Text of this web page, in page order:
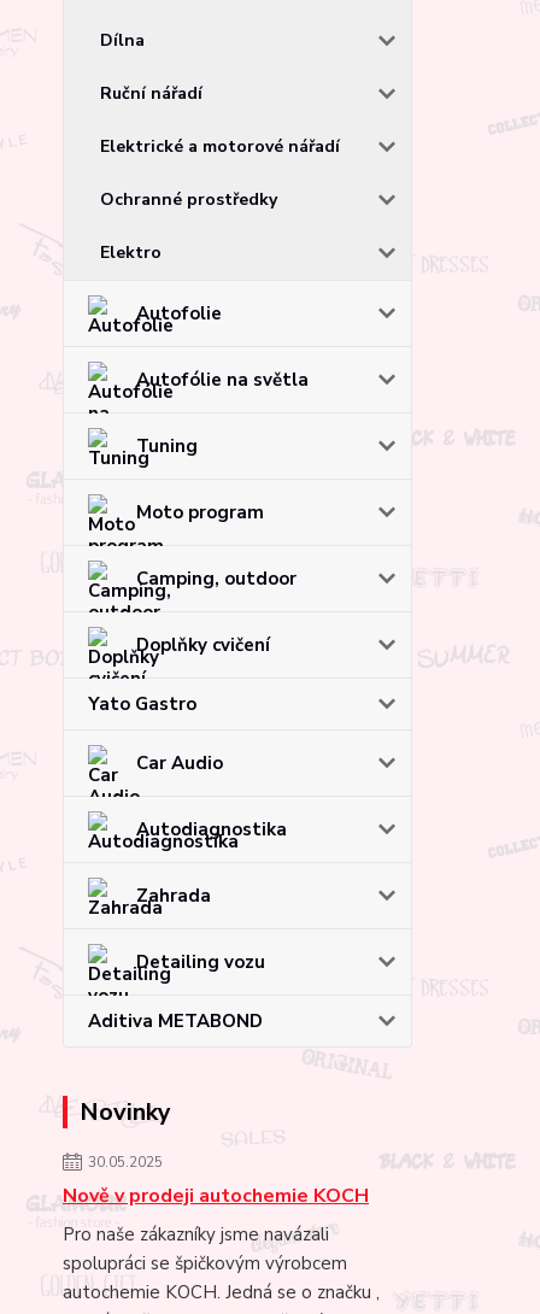
Dílna
Ruční nářadí
Elektrické a motorové nářadí
Ochranné prostředky
Elektro
Autofolie
Autofólie na světla
Tuning
Moto program
Camping, outdoor
Doplňky cvičení
Yato Gastro
Car Audio
Autodiagnostika
Zahrada
Detailing vozu
Aditiva METABOND
Novinky
30.05.2025
Nově v prodeji autochemie KOCH
Pro naše zákazníky jsme navázali
spolupráci se špičkovým výrobcem
autochemie KOCH. Jedná se o značku ,